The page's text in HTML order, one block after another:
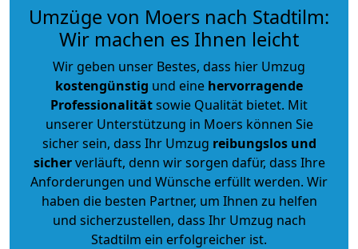
Umzüge von Moers nach Stadtilm:
Wir machen es Ihnen leicht
Wir geben unser Bestes, dass hier Umzug
kostengünstig und eine hervorragende
Professionalitätsowie Qualität bietet. Mit
unserer Unterstützung in Moers können Sie
sicher sein, dass Ihr Umzug reibungslos und
sicherverläuft, denn wir sorgen dafür, dass Ihre
Anforderungen und Wünsche erfüllt werden. Wir
haben die besten Partner, um Ihnen zu helfen
und sicherzustellen, dass Ihr Umzug nach
Stadtilm ein erfolgreicher ist.